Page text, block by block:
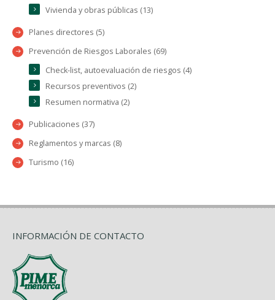
Vivienda y obras públicas (13)
Planes directores (5)
Prevención de Riesgos Laborales (69)
Check-list, autoevaluación de riesgos (4)
Recursos preventivos (2)
Resumen normativa (2)
Publicaciones (37)
Reglamentos y marcas (8)
Turismo (16)
INFORMACIÓN DE CONTACTO